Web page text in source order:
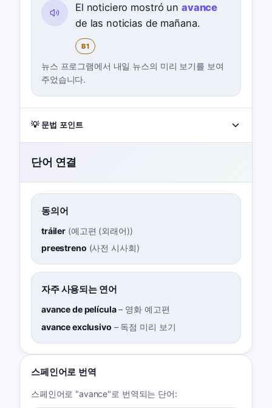
El noticiero mostró un avance
de las noticias de mañana.
B1
뉴스 프로그램에서 내일 뉴스의 미리 보기를 보여
주었습니다.
💡 문법 포인트
단어 연결
동의어
tráiler (예고편 (외래어))
preestreno (사전 시사회)
자주 사용되는 연어
avance de película– 영화 예고편
avance exclusivo – 독점 미리 보기
스페인어로 번역
스페인어로 "avance"로 번역되는 단어: